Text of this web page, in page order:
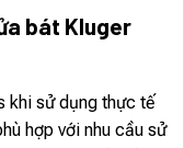
bát Kluger
khi sử dụng thực tế
hợp với nhu cầu sử